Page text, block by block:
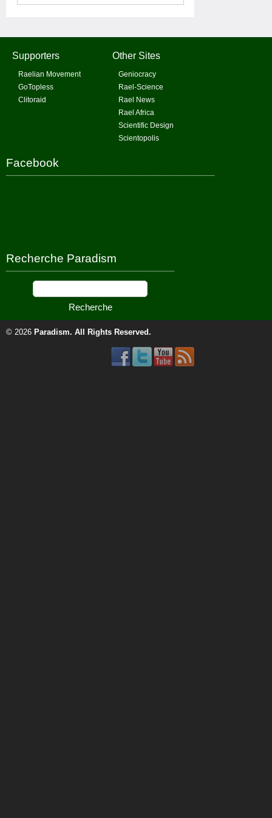
Supporters
Raelian Movement
GoTopless
Clitoraid
Other Sites
Geniocracy
Rael-Science
Rael News
Rael Africa
Scientific Design
Scientopolis
Facebook
Recherche Paradism
© 2026 Paradism. All Rights Reserved.